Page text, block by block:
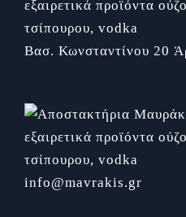
Βασ. Κωνσταντίνου 20
info@mavrakis.gr